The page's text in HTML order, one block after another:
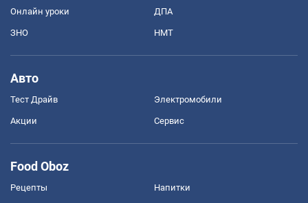
Онлайн уроки ДПА
ЗНО НМТ
Авто
Тест Драйв Электромобили
Акции Сервис
Food Oboz
Рецепты Напитки